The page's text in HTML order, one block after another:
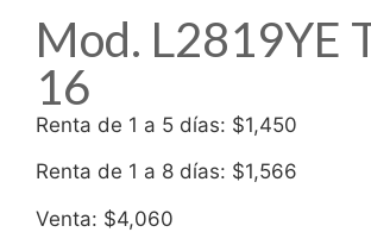
Mod. L2819YE
16
Renta de 1 a 5 días: $1,450
Renta de 1 a 8 días: $1,566
Venta: $4,060